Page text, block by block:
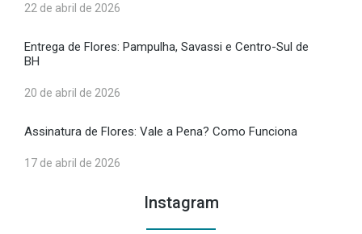
22 de abril de 2026
Entrega de Flores: Pampulha, Savassi e Centro-Sul de
BH
20 de abril de 2026
Assinatura de Flores: Vale a Pena? Como Funciona
17 de abril de 2026
Instagram